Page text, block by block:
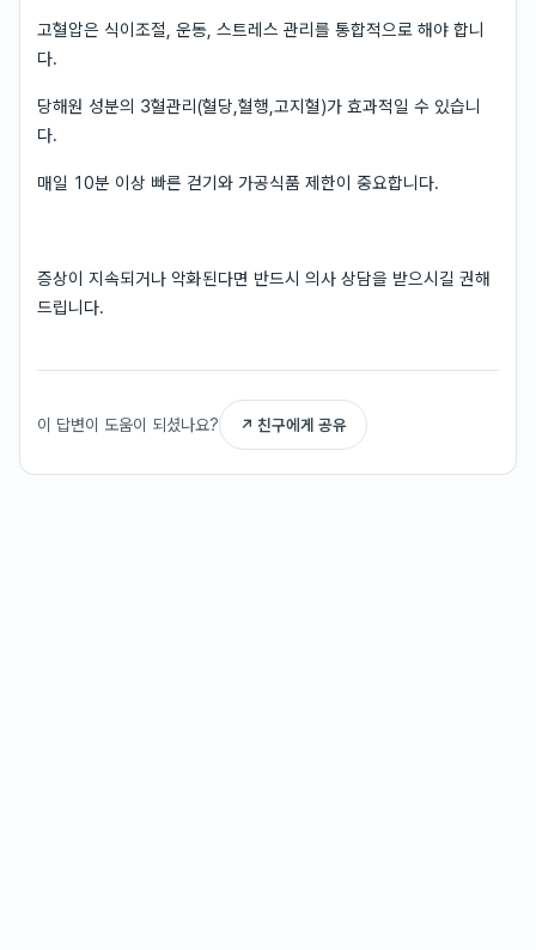
고혈압은 식이조절, 운동, 스트레스 관리를 통합적으로 해야 합니
다.
당해원 성분의 3혈관리(혈당,혈행,고지혈)가 효과적일 수 있습니
다.
매일 10분 이상 빠른 걷기와 가공식품 제한이 중요합니다.
증상이 지속되거나 악화된다면 반드시 의사 상담을 받으시길 권해
드립니다.
이 답변이 도움이 되셨나요? ↗ 친구에게 공유